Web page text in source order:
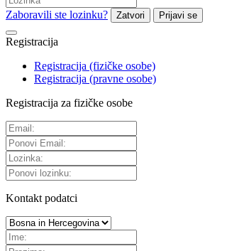
Zaboravili ste lozinku? Zatvori Prijavi se
Registracija
Registracija (fizičke osobe)
Registracija (pravne osobe)
Registracija za fizičke osobe
Kontakt podatci